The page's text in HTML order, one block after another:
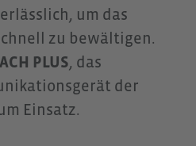
um das
zu bewältigen.
PLUS, das
der
Einsatz.